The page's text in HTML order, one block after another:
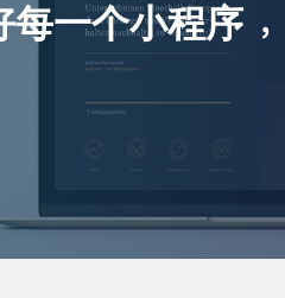
每一个小程序